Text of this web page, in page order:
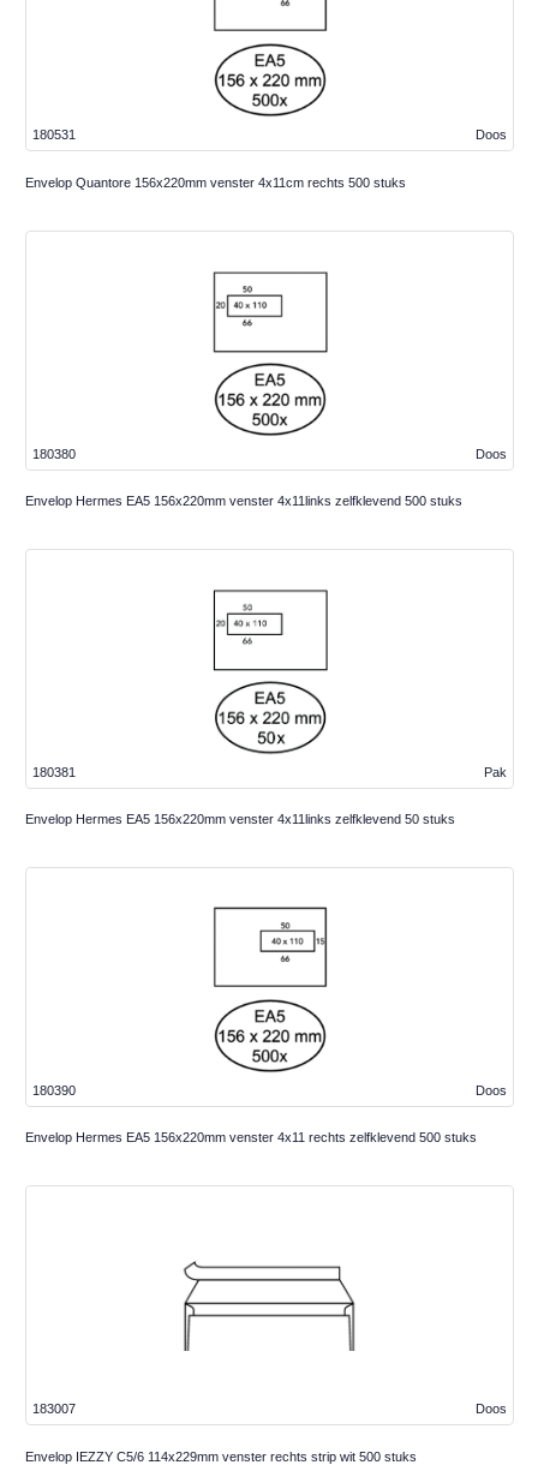
Doos
180531
Envelop Quantore 156x220mm venster 4x11cm rechts 500 stuks
Doos
180380
Envelop Hermes EA5 156x220mm venster 4x11links zelfklevend 500 stuks
Pak
180381
Envelop Hermes EA5 156x220mm venster 4x11links zelfklevend 50 stuks
Doos
180390
Envelop Hermes EA5 156x220mm venster 4x11 rechts zelfklevend 500 stuks
Doos
183007
Envelop IEZZY C5/6 114x229mm venster rechts strip wit 500 stuks